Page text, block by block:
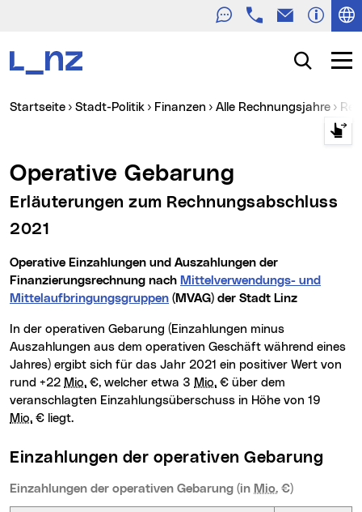
TelefonE-Mail
Suche
Sie sind hier:
Startseite Stadt-Politik Finanzen Alle Rechnungsjahre
Operative Gebarung
Erläuterungen zum Rechnungsabschluss
2021
Operative Einzahlungen und Auszahlungen der
Finanzierungsrechnung nach Mittelverwendungs- und
Mittelaufbringungsgruppen (MVAG) der Stadt Linz
Auszahlungen aus dem operativen Geschäft während eines
Jahres) ergibt sich für das Jahr 2021 ein positiver Wert von
rund +22 Mio. €, welcher etwa 3 Mio. € über dem
veranschlagten Einzahlungsüberschuss in Höhe von 19
Mio. € liegt.
Einzahlungen der operativen Gebarung
Einzahlungen der operativen Gebarung (in Mio. €)